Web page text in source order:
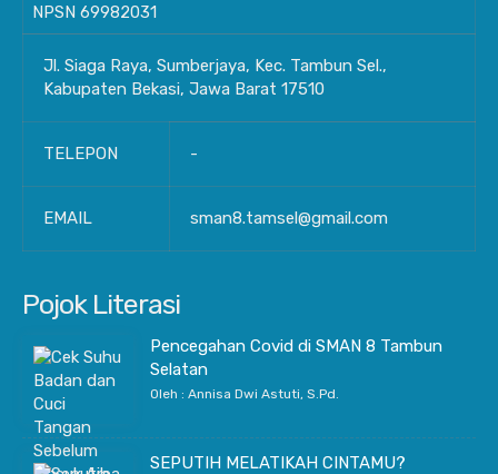
NPSN 69982031
Jl. Siaga Raya, Sumberjaya, Kec. Tambun Sel.,
Kabupaten Bekasi, Jawa Barat 17510
TELEPON -
EMAIL sman8.tamsel@gmail.com
Pojok Literasi
Pencegahan Covid di SMAN 8 Tambun
Selatan
Oleh : Annisa Dwi Astuti, S.Pd.
SEPUTIH MELATIKAH CINTAMU?